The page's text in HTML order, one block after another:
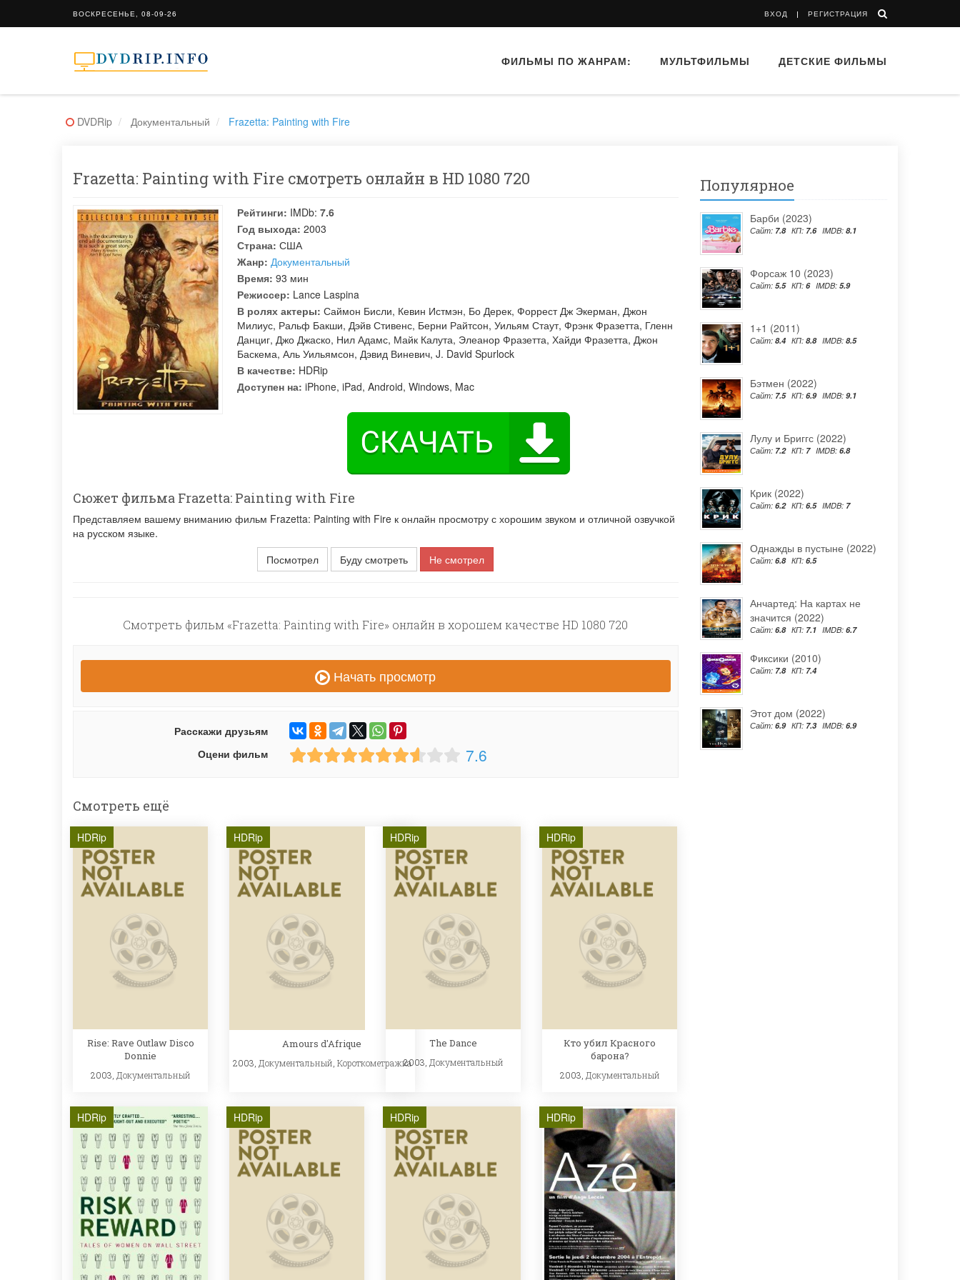
ВОСКРЕСЕНЬЕ, 08-09-26 ВХОД РЕГИСТРАЦИЯ
ФИЛЬМЫ ПО ЖАНРАМ: МУЛЬТФИЛЬМЫ ДЕТСКИЕ ФИЛЬМЫ
DVDRip Документальный Frazetta: Painting with Fire
Frazetta: Painting with Fire смотреть онлайн в HD 1080 720
Рейтинги: IMDb: 7.6
Год выхода: 2003
Страна: США
Жанр: Документальный
Время: 93 мин
Режиссер: Lance Laspina
В ролях актеры: Саймон Бисли, Кевин Истмэн, Бо Дерек, Форрест Дж Экерман, Джон
Милиус, Ральф Бакши, Дэйв Стивенс, Берни Райтсон, Уильям Стаут, Фрэнк Фразетта, Гленн
Данциг, Джо Джаско, Нил Адамс, Майк Калута, Элеанор Фразетта, Хайди Фразетта, Джон
Баскема, Аль Уильямсон, Дэвид Виневич, J. David Spurlock
В качестве: HDRip
Доступен на: iPhone, iPad, Android, Windows, Mac
Сюжет фильма Frazetta: Painting with Fire
Представляем вашему вниманию фильм Frazetta: Painting with Fire к онлайн просмотру с хорошим звуком и отличной озвучкой
на русском языке.
Посмотрел
Буду смотреть Не смотрел
Смотреть фильм «Frazetta: Painting with Fire» онлайн в хорошем качестве HD 1080 720
Начать просмотр
Расскажи друзьям
Оцени фильм
7.6
Смотреть ещё
HDRip
Rise: Rave Outlaw Disco
Donnie
2003, Документальный
HDRip
Amours d'Afrique
2003, Документальный Короткометражка
HDRip
The Dance
2003, Документальный
HDRip
Кто убил Красного
барона?
2003, Документальный
HDRip HDRip HDRip HDRip
Популярное
Барби (2023)
Сайт: 7.8 КП: 7.6 IMDB: 8.1
Форсаж 10 (2023)
Сайт: 5.5 КП: 6 IMDB: 5.9
1+1 (2011)
Сайт: 8.4 КП: 8.8 IMDB: 8.5
Бэтмен (2022)
Сайт: 7.5 КП: 6.9 IMDB: 9.1
Лулу и Бриггс (2022)
Сайт: 7.2 КП: 7 IMDB: 6.8
Крик (2022)
Сайт: 6.2 КП: 6.5 IMDB: 7
Однажды в пустыне (2022)
Сайт: 6.8 КП: 6.5
Анчартед: На картах не
значится (2022)
Сайт: 6.8 КП: 7.1 IMDB: 6.7
Фиксики (2010)
Сайт: 7.8 КП: 7.4
Этот дом (2022)
Сайт: 6.9 КП: 7.3 IMDB: 6.9